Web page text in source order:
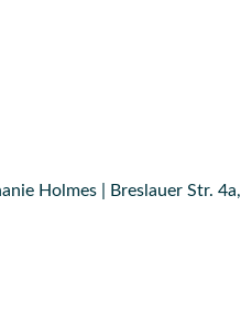
Holmes | Breslauer Str.